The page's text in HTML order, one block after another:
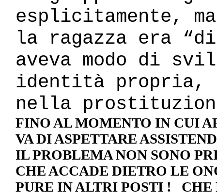
esplicitamente,
la ragazza era
aveva modo di
identità propria,
nella
FINO AL MOMENTO IN CUI
VA DI ASPETTARE
IL PROBLEMA NON SONO
CHE ACCADE DIETRO LE
PURE IN ALTRI POSTI !
CHE